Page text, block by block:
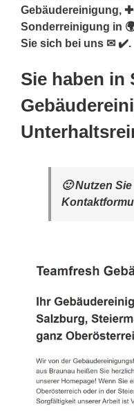
Gebäudereinigung,
Sonderreinigung in
Sie sich bei uns ✉ ✔️.
Sie haben in
🙂 Nutzen